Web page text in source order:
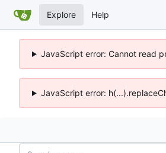
Explore Help
JavaScript error: Cannot read
JavaScript error: